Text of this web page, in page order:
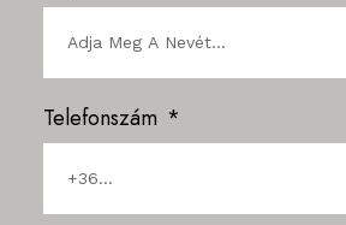
Telefonszám